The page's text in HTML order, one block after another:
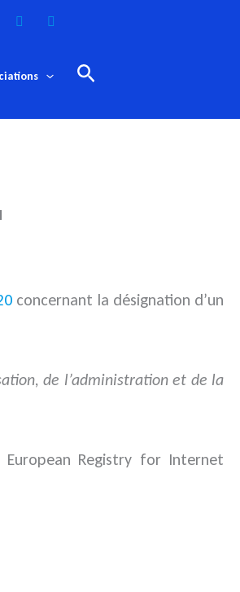
Rechercher
concernant la désignation d’un
de l’administration et de la
European Registry for Internet